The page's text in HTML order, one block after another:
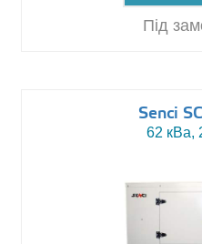
Під
Senci
62 кВа,